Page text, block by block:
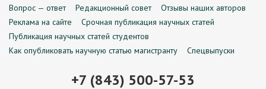
Вопрос — ответ Редакционный совет
Отзывы наших авторов
Реклама на сайте
Срочная публикация научных статей
Публикация научных статей студентов
Как опубликовать научную статью магистранту
Спецвыпуски
+7 (843) 500-57-53